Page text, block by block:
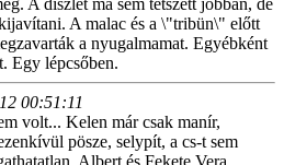
A díszlet ma sem tetszett jobban, de
A malac és a \"tribün\" előtt
a nyugalmamat. Egyébként
Egy lépcsőben.
00:51:11
volt... Kelen már csak manír,
pösze, selypít, a cs-t sem
Albert és Fekete Vera